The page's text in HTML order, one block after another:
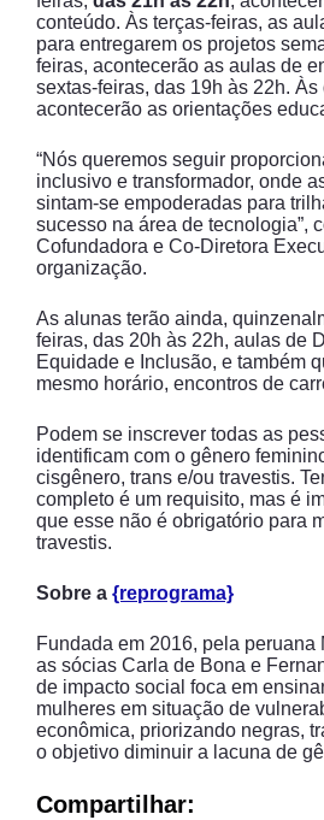
conteúdo. Às terças-feiras, as
para entregarem os projetos
feiras, acontecerão as aulas de
sextas-feiras, das 19h às 22h. Às
acontecerão as orientações
“Nós queremos seguir
inclusivo e transformador, onde
sintam-se empoderadas para
sucesso na área de tecnologia”,
Cofundadora e Co-Diretora
organização.
As alunas terão ainda,
feiras, das 20h às 22h, aulas de
Equidade e Inclusão, e também
mesmo horário, encontros de
Podem se inscrever todas as
identificam com o gênero
cisgênero, trans e/ou travestis.
completo é um requisito, mas é
que esse não é obrigatório para
travestis.
Sobre a {reprograma}
Fundada em 2016, pela peruana
as sócias Carla de Bona e
de impacto social foca em
mulheres em situação de
econômica, priorizando negras,
o objetivo diminuir a lacuna de
Compartilhar: